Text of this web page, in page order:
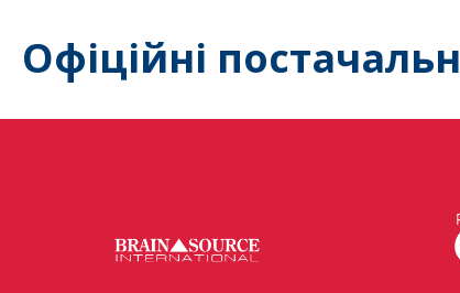
Офіційні